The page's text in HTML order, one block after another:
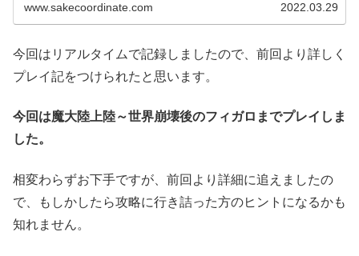
www.sakecoordinate.com 2022.03.29
今回はリアルタイムで記録しましたので、前回より詳しく
プレイ記をつけられたと思います。
今回は魔大陸上陸～世界崩壊後のフィガロまでプレイしま
した。
相変わらずお下手ですが、前回より詳細に追えましたの
で、もしかしたら攻略に行き詰った方のヒントになるかも
知れません。